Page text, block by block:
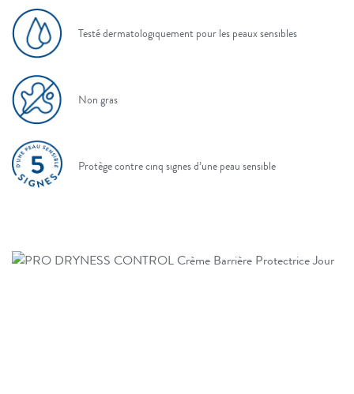
Testé dermatologiquement pour les peaux sensibles
Non gras
Protège contre cinq signes d’une peau sensible